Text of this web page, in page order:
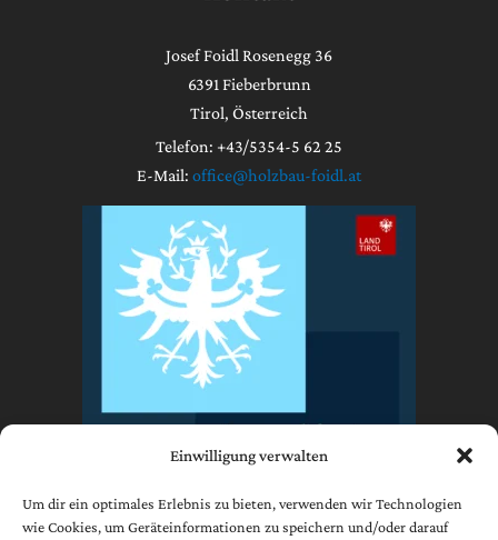
Einwilligung verwalten
Um dir ein optimales Erlebnis zu bieten, verwenden wir Technologien
wie Cookies, um Geräteinformationen zu speichern und/oder darauf
Josef Foidl Rosenegg 36
6391 Fieberbrunn
Tirol, Österreich
Telefon: +43/5354-5 62 25
E-Mail: office@holzbau-foidl.at